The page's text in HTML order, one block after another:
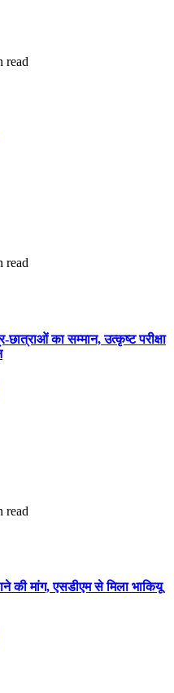
read
read
का सम्मान, उत्कृष्ट परीक्षा
read
की मांग, एसडीएम से मिला भाकियू